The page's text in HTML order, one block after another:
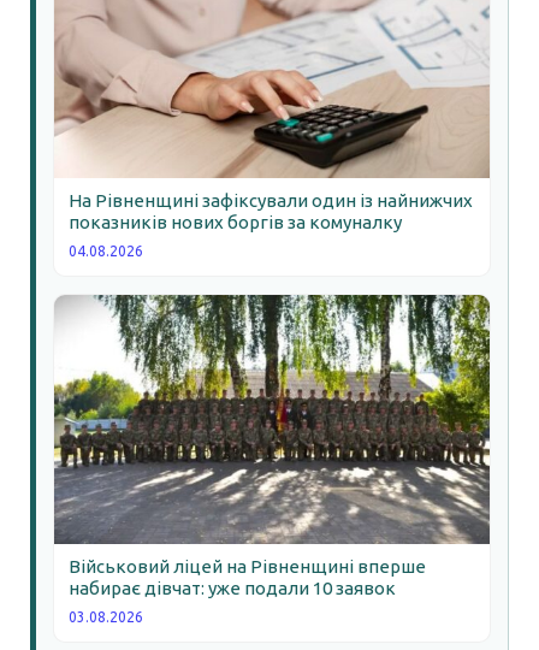
На Рівненщині зафіксували один із найнижчих
показників нових боргів за комуналку
04.08.2026
Військовий ліцей на Рівненщині вперше
набирає дівчат: уже подали 10 заявок
03.08.2026